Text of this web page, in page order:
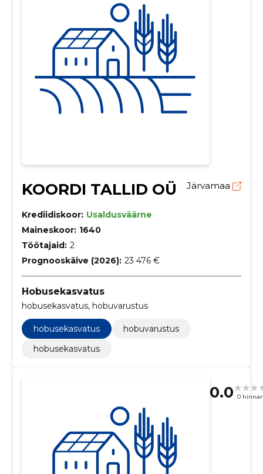
KOORDI TALLID OÜ Järvamaa
Krediidiskoor: Usaldusväärne
Maineskoor: 1640
Töötajaid: 2
Prognooskäive (2026): 23 476 €
Hobusekasvatus
hobusekasvatus, hobuvarustus
hobusekasvatus
hobuvarustus
hobusekasvatus
0.0 0